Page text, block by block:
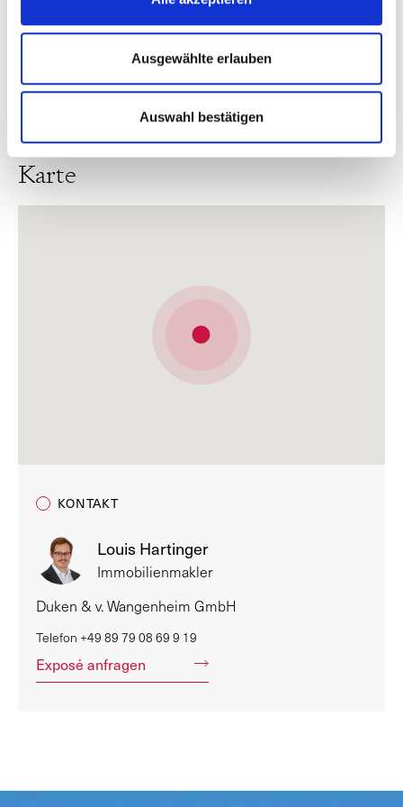
Ausgewählte erlauben
Auswahl bestätigen
und zugleich gut organisierte Struktur überzeugt –
möchten und Wert auf kurze Wege sowie hohe
Lebensqualität legen.
Karte
KONTAKT
Louis Hartinger
Immobilienmakler
Duken & v. Wangenheim GmbH
Telefon +49 89 79 08 69 9 19
Exposé anfragen